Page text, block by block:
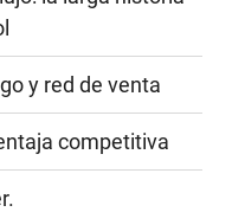
y red de venta
competitiva